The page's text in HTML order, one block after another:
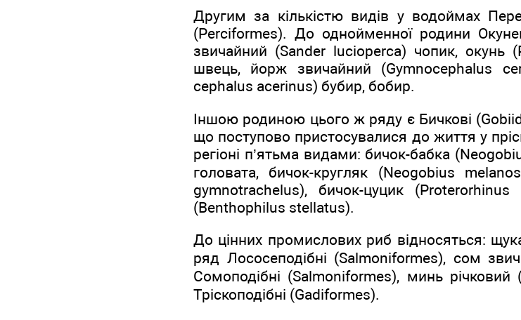
Другим за кількістю видів у водоймах
(Perciformes). До однойменної родини
звичайний (Sander lucioperca) чопик, окунь
швець, йорж звичайний (Gymnocephalus
cephalus acerinus) бубир, бобир.
Іншою родиною цього ж ряду є Бичкові
що поступово пристосувалися до життя у
регіоні п’ятьма видами: бичок-бабка
головата, бичок-кругляк (Neogobius
gymnotrachelus), бичок-цуцик (Proterorhinus
(Benthophilus stellatus).
До цінних промислових риб відносяться:
ряд Лососеподібні (Salmoniformes), сом
Сомоподібні (Salmoniformes), минь
Тріскоподібні (Gadiformes).